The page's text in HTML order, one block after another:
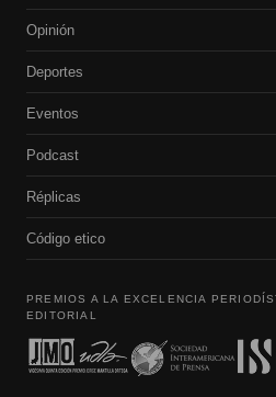
Opinión
Deportes
Eventos
Podcast
Réplicas
Código etico
PREMIOS A LA EXCELENCIA
EDITORIAL